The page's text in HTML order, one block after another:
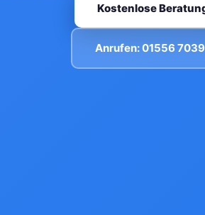
Kostenlose
Anrufen: 01556